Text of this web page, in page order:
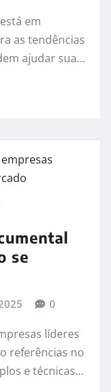
em
as tendências
ajudar sua…
se
0
líderes
referências no
e técnicas…